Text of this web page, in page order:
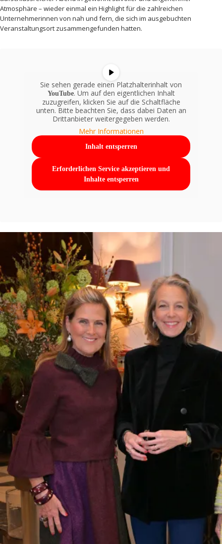
Atmosphäre – wieder einmal ein Highlight für die zahlreichen
Unternehmerinnen von nah und fern, die sich im ausgebuchten
Veranstaltungsort zusammengefunden hatten.
Sie sehen gerade einen Platzhalterinhalt von
YouTube. Um auf den eigentlichen Inhalt
zuzugreifen, klicken Sie auf die Schaltfläche
unten. Bitte beachten Sie, dass dabei Daten an
Drittanbieter weitergegeben werden.
Mehr Informationen
Inhalt entsperren
Erforderlichen Service akzeptieren und
Inhalte entsperren